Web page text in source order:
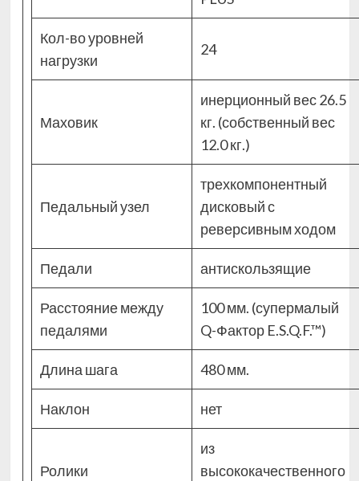
Кол-во уровней
нагрузки
24
Маховик
инерционный вес 26.5
кг. (собственный вес
12.0 кг.)
Педальный узел
трехкомпонентный
дисковый с
реверсивным ходом
Педали антискользящие
Расстояние между
педалями
100 мм. (супермалый
Q-Фактор E.S.Q.F.™)
Длина шага 480 мм.
Наклон нет
Ролики
из
высококачественного